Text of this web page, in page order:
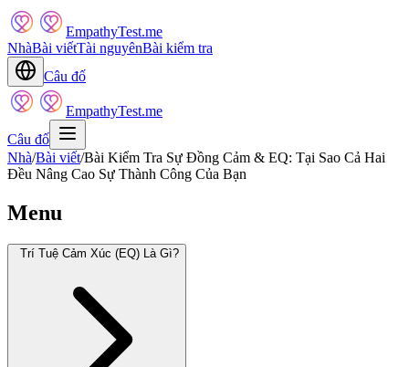
EmpathyTest.me
NhàBài viếtTài nguyênBài kiểm tra
Câu đố
EmpathyTest.me
Câu đố
Nhà/Bài viết/Bài Kiểm Tra Sự Đồng Cảm & EQ: Tại Sao Cả Hai
Đều Nâng Cao Sự Thành Công Của Bạn
Menu
Trí Tuệ Cảm Xúc (EQ) Là Gì?